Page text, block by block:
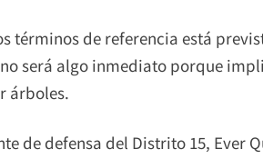
términos de referencia está
será algo inmediato porque
árboles.
de defensa del Distrito 15, Ever